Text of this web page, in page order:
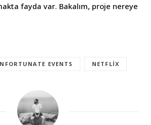
fayda var. Bakalım, proje nereye
EVENTS NETFLIX